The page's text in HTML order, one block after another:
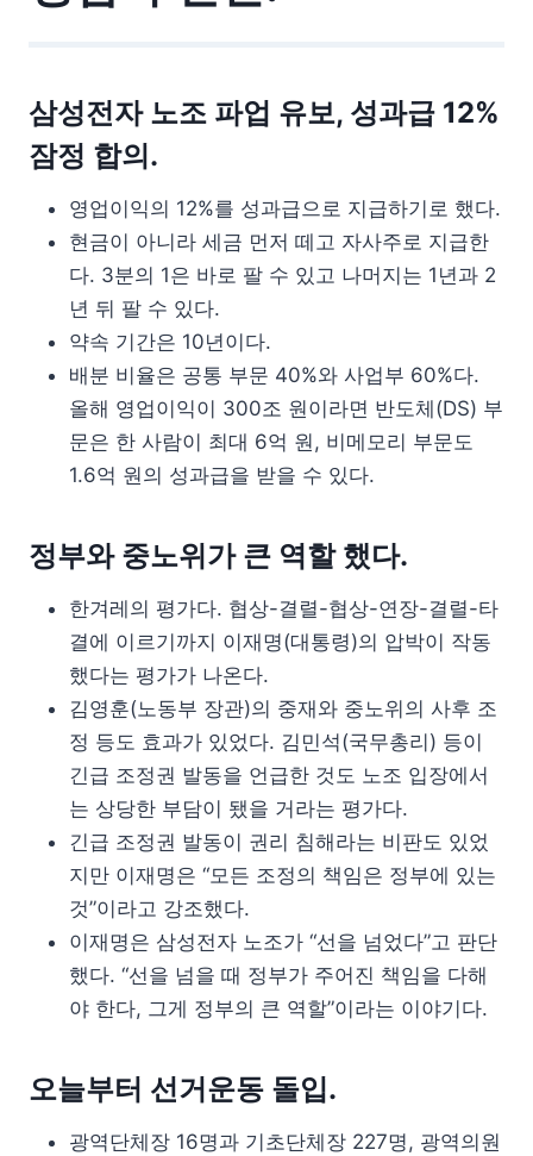
삼성전자 노조 파업 유보, 성과급 12%
잠정 합의.
영업이익의 12%를 성과급으로 지급하기로 했다.
현금이 아니라 세금 먼저 떼고 자사주로 지급한
다. 3분의 1은 바로 팔 수 있고 나머지는 1년과 2
년 뒤 팔 수 있다.
약속 기간은 10년이다.
배분 비율은 공통 부문 40%와 사업부 60%다.
올해 영업이익이 300조 원이라면 반도체(DS) 부
문은 한 사람이 최대 6억 원, 비메모리 부문도
1.6억 원의 성과급을 받을 수 있다.
정부와 중노위가 큰 역할 했다.
한겨레의 평가다. 협상-결렬-협상-연장-결렬-타
결에 이르기까지 이재명(대통령)의 압박이 작동
했다는 평가가 나온다.
김영훈(노동부 장관)의 중재와 중노위의 사후 조
정 등도 효과가 있었다. 김민석(국무총리) 등이
긴급 조정권 발동을 언급한 것도 노조 입장에서
는 상당한 부담이 됐을 거라는 평가다.
긴급 조정권 발동이 권리 침해라는 비판도 있었
지만 이재명은 “모든 조정의 책임은 정부에 있는
것”이라고 강조했다.
이재명은 삼성전자 노조가 “선을 넘었다”고 판단
했다. “선을 넘을 때 정부가 주어진 책임을 다해
야 한다, 그게 정부의 큰 역할”이라는 이야기다.
오늘부터 선거운동 돌입.
광역단체장 16명과 기초단체장 227명, 광역의원